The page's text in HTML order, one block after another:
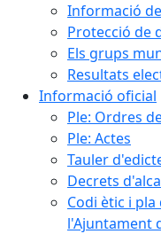
Informació
Protecció de
Els grups
Resultats
Informació oficial
Ple: Ordres
Ple: Actes
Tauler
Decrets
Codi ètic i
l'Ajuntament